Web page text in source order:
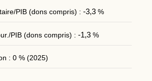
PIB (dons compris) : -3,3%
PIB (dons compris) : -1,3%
: 0 % (2025)